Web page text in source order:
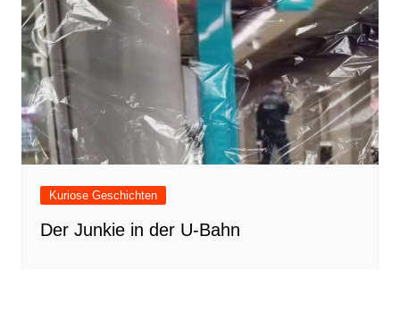
Kuriose Geschichten
Der Junkie in der U-Bahn